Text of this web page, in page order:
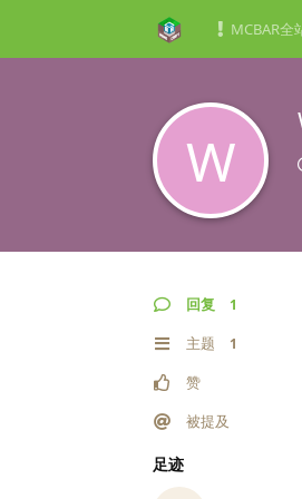
MCBAR全
W
回复 1
主题 1
赞
被提及
足迹